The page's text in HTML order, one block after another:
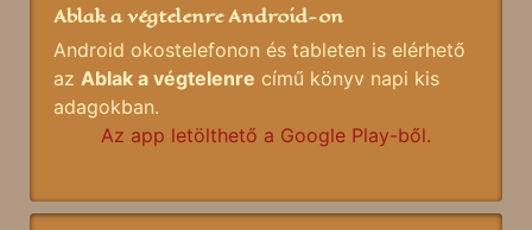
Ablak a végtelenre Android-on
Android okostelefonon és tableten is elérhető
az Ablak a végtelenre című könyv napi kis
adagokban.
Az app letölthető a Google Play-ből.